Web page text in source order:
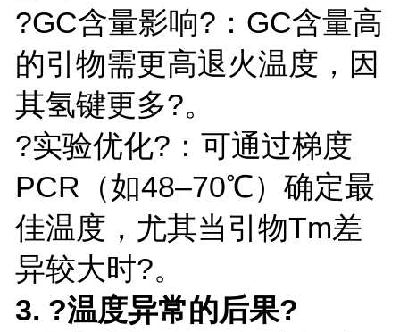
?GC含量影响?：GC含量高
的引物需更高退火温度，因
其氢键更多?。
?实验优化?：可通过梯度
PCR（如48–70℃）确定最
佳温度，尤其当引物Tm差
异较大时?。
3. ?温度异常的后果?